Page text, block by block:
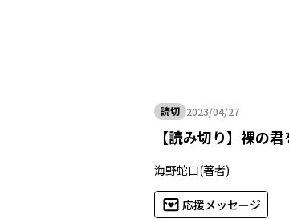
読切 2023/04/27
2023年04月27日
【読み切り】 裸の君
海野蛇口(著者)
応援メッセージ